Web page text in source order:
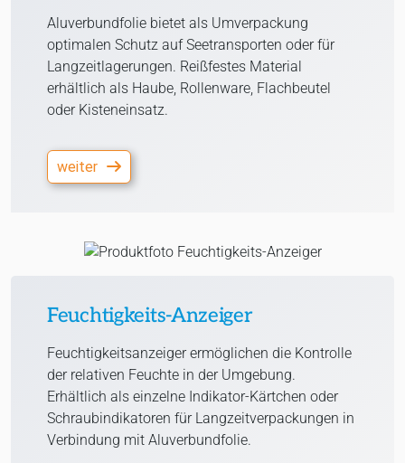
Aluverbundfolie bietet als Umverpackung
optimalen Schutz auf Seetransporten oder für
Langzeitlagerungen. Reißfestes Material
erhältlich als Haube, Rollenware, Flachbeutel
oder Kisteneinsatz.
weiter
Feuchtigkeits-Anzeiger
Feuchtigkeitsanzeiger ermöglichen die Kontrolle
der relativen Feuchte in der Umgebung.
Erhältlich als einzelne Indikator-Kärtchen oder
Schraubindikatoren für Langzeitverpackungen in
Verbindung mit Aluverbundfolie.